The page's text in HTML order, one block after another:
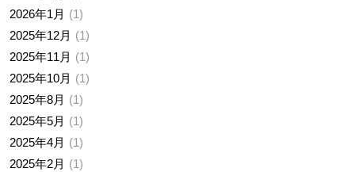
2026年1月
1
2025年12月
1
2025年11月
1
2025年10月
1
2025年8月
1
2025年5月
1
2025年4月
1
2025年2月
1